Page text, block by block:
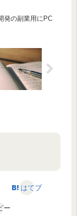
発の副業用にPC
はてブ
ー